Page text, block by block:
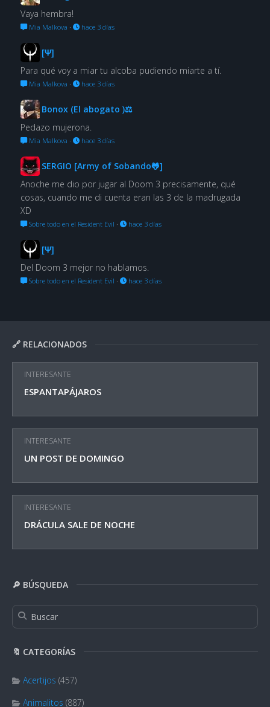
🔗 RELACIONADOS
INTERESANTE
ESPANTAPÁJAROS
INTERESANTE
UN POST DE DOMINGO
INTERESANTE
DRÁCULA SALE DE NOCHE
🔎 BÚSQUEDA
🔖 CATEGORÍAS
Acertijos (457)
Animalitos (887)
Vaya hembra!
Mia Malkova · hace 3 días
[Ψ]
Para qué voy a miar tu alcoba pudiendo miarte a tí.
Mia Malkova · hace 3 días
Bonox (El abogato )⚖
Pedazo mujerona.
Mia Malkova · hace 3 días
SERGIO [Army of Sobando🐸]
Anoche me dio por jugar al Doom 3 precisamente, qué
cosas, cuando me di cuenta eran las 3 de la madrugada
XD
Sobre todo en el Resident Evil · hace 3 días
[Ψ]
Del Doom 3 mejor no hablamos.
Sobre todo en el Resident Evil · hace 3 días